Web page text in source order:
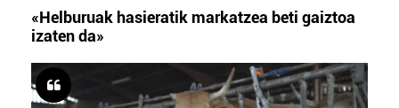
«Helburuak hasieratik markatzea beti gaiztoa
izaten da»